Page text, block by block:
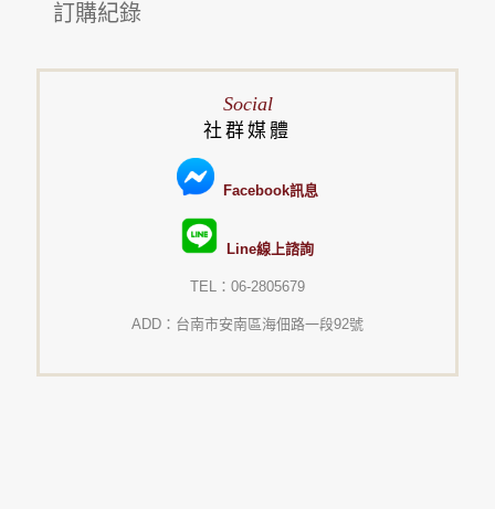
訂購紀錄
Social
社群媒體
Facebook訊息
Line線上諮詢
TEL：06-2805679
ADD：台南市安南區海佃路一段92號